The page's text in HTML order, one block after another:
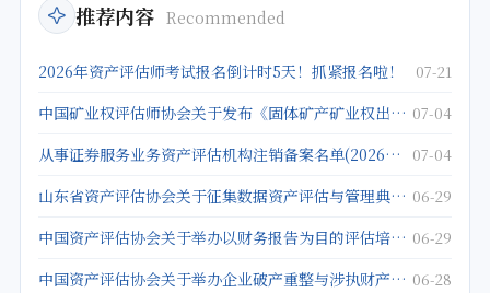
推荐内容 Recommended
2026年资产评估师考试报名倒计时5天！抓紧报名啦！ 07-21
中国矿业权评估师协会关于发布《固体矿产矿业权出让底价评估应用指南》的公告 07-04
从事证券服务业务资产评估机构注销备案名单(2026年5月25日) 07-04
山东省资产评估协会关于征集数据资产评估与管理典型案例的通知 06-29
中国资产评估协会关于举办以财务报告为目的评估培训班的通知 06-29
中国资产评估协会关于举办企业破产重整与涉执财产评估培训班的通知 06-28